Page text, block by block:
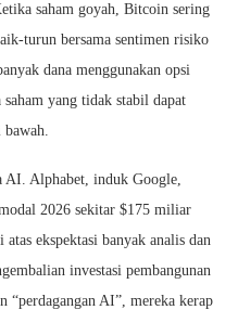
saham goyah, Bitcoin sering
turun bersama sentimen risiko
dana menggunakan opsi
yang tidak stabil dapat
AI. Alphabet, induk Google,
2026 sekitar $175 miliar
ekspektasi banyak analis dan
investasi pembangunan
“perdagangan AI”, mereka kerap